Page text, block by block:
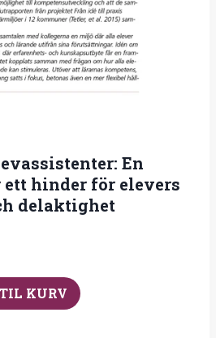
En
hinder för elevers
delaktighet
KURV